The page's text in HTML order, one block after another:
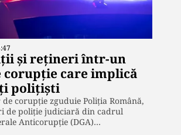
și rețineri într-un
corupție care implică
polițiști
corupție zguduie Poliția Română,
de poliție judiciară din cadrul
Anticorupție (DGA)…